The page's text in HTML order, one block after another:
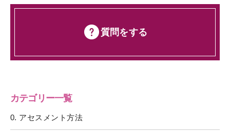
質問をする
カテゴリー一覧
0. アセスメント方法